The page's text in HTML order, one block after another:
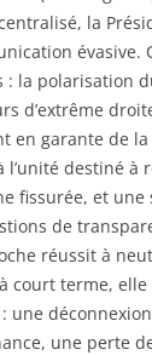
la
évasive.
la polarisation
d’extrême
en garante de
destiné à
fissurée, et une
de
réussit à
court terme, elle
une
une perte